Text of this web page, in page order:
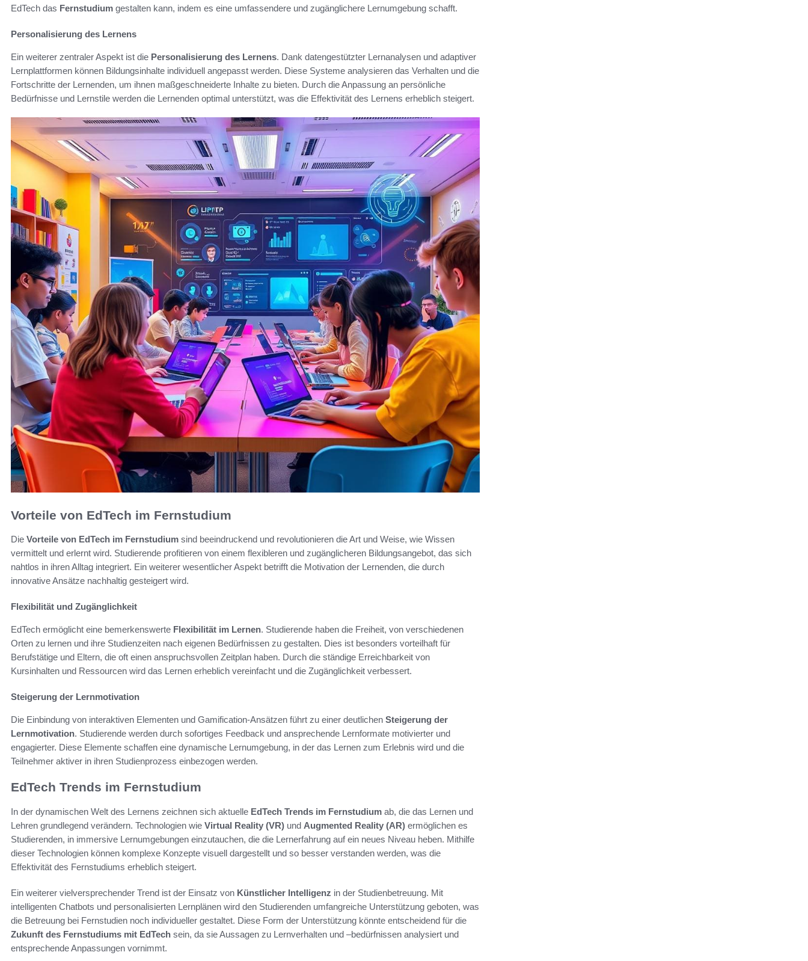
EdTech das Fernstudium gestalten kann, indem es eine umfassendere und zugänglichere Lernumgebung schafft.
Personalisierung des Lernens
Ein weiterer zentraler Aspekt ist die Personalisierung des Lernens. Dank datengestützter Lernanalysen und adaptiver
Lernplattformen können Bildungsinhalte individuell angepasst werden. Diese Systeme analysieren das Verhalten und die
Fortschritte der Lernenden, um ihnen maßgeschneiderte Inhalte zu bieten. Durch die Anpassung an persönliche
Bedürfnisse und Lernstile werden die Lernenden optimal unterstützt, was die Effektivität des Lernens erheblich steigert.
Vorteile von EdTech im Fernstudium
Die Vorteile von EdTech im Fernstudium sind beeindruckend und revolutionieren die Art und Weise, wie Wissen
vermittelt und erlernt wird. Studierende profitieren von einem flexibleren und zugänglicheren Bildungsangebot, das sich
nahtlos in ihren Alltag integriert. Ein weiterer wesentlicher Aspekt betrifft die Motivation der Lernenden, die durch
innovative Ansätze nachhaltig gesteigert wird.
Flexibilität und Zugänglichkeit
EdTech ermöglicht eine bemerkenswerte Flexibilität im Lernen. Studierende haben die Freiheit, von verschiedenen
Orten zu lernen und ihre Studienzeiten nach eigenen Bedürfnissen zu gestalten. Dies ist besonders vorteilhaft für
Berufstätige und Eltern, die oft einen anspruchsvollen Zeitplan haben. Durch die ständige Erreichbarkeit von
Kursinhalten und Ressourcen wird das Lernen erheblich vereinfacht und die Zugänglichkeit verbessert.
Steigerung der Lernmotivation
Die Einbindung von interaktiven Elementen und Gamification-Ansätzen führt zu einer deutlichen Steigerung der
Lernmotivation. Studierende werden durch sofortiges Feedback und ansprechende Lernformate motivierter und
engagierter. Diese Elemente schaffen eine dynamische Lernumgebung, in der das Lernen zum Erlebnis wird und die
Teilnehmer aktiver in ihren Studienprozess einbezogen werden.
EdTech Trends im Fernstudium
In der dynamischen Welt des Lernens zeichnen sich aktuelle EdTech Trends im Fernstudium ab, die das Lernen und
Lehren grundlegend verändern. Technologien wie Virtual Reality (VR) und Augmented Reality (AR) ermöglichen es
Studierenden, in immersive Lernumgebungen einzutauchen, die die Lernerfahrung auf ein neues Niveau heben. Mithilfe
dieser Technologien können komplexe Konzepte visuell dargestellt und so besser verstanden werden, was die
Effektivität des Fernstudiums erheblich steigert.
Ein weiterer vielversprechender Trend ist der Einsatz von Künstlicher Intelligenz in der Studienbetreuung. Mit
intelligenten Chatbots und personalisierten Lernplänen wird den Studierenden umfangreiche Unterstützung geboten, was
die Betreuung bei Fernstudien noch individueller gestaltet. Diese Form der Unterstützung könnte entscheidend für die
Zukunft des Fernstudiums mit EdTech sein, da sie Aussagen zu Lernverhalten und –bedürfnissen analysiert und
entsprechende Anpassungen vornimmt.